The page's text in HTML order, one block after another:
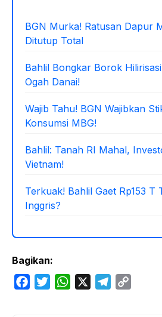
BGN Murka! Ratusan Dapur
Ditutup Total
Bahlil Bongkar Borok
Ogah Danai!
Wajib Tahu! BGN Wajibkan
Konsumsi MBG!
Bahlil: Tanah RI Mahal,
Vietnam!
Terkuak! Bahlil Gaet Rp153 T
Inggris?
Bagikan:
W